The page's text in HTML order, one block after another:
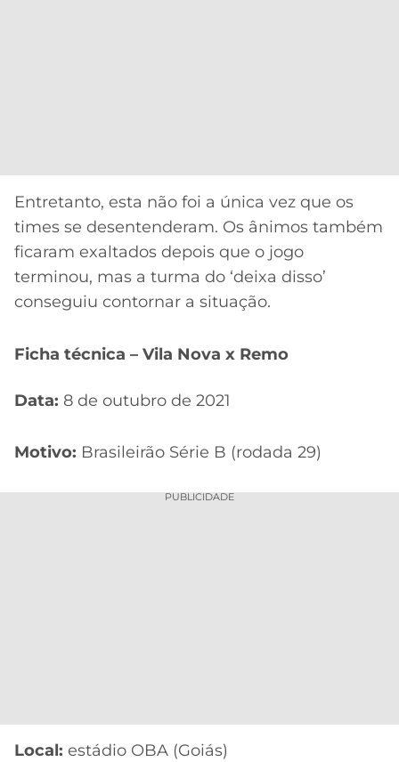
Entretanto, esta não foi a única vez que os
times se desentenderam. Os ânimos também
ficaram exaltados depois que o jogo
terminou, mas a turma do ‘deixa disso’
conseguiu contornar a situação.
Ficha técnica – Vila Nova x Remo
Data: 8 de outubro de 2021
Motivo: Brasileirão Série B (rodada 29)
PUBLICIDADE
Local: estádio OBA (Goiás)